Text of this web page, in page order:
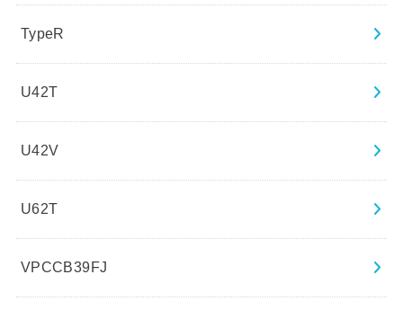
TypeR
U42T
U42V
U62T
VPCCB39FJ